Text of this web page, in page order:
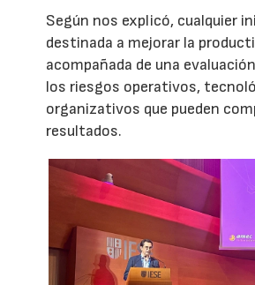
Según nos explicó, cualquier
destinada a mejorar la
acompañada de una
los riesgos operativos,
organizativos que pueden
resultados.